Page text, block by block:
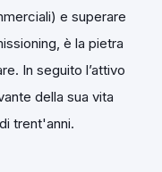
e superare
è la pietra
In seguito l’attivo
della sua vita
trent'anni.